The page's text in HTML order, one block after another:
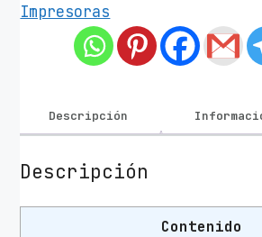
Impresoras
Descripción
Descripción
Contenido